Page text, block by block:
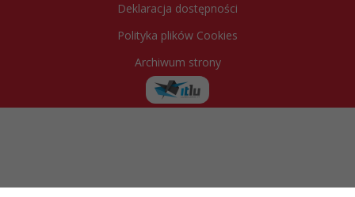
Deklaracja dostępności
Polityka plików Cookies
Archiwum strony